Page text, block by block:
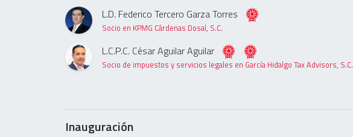
L.D. Federico Tercero Garza Torres
Socio en KPMG Cárdenas Dosal, S.C.
L.C.P.C. César Aguilar Aguilar
Socio de impuestos y servicios legales en García Hidalgo Tax Advisors, S.C.
Inauguración